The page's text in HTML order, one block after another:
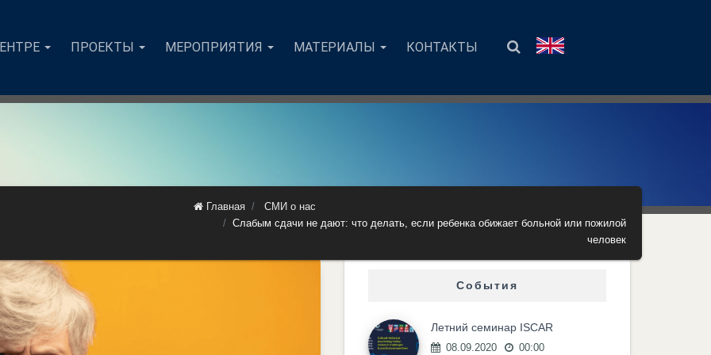
ПРОЕКТЫ МЕРОПРИЯТИЯ МАТЕРИАЛЫ КОНТАКТЫ
Главная
СМИ о нас
Слабым сдачи не дают: что делать, если ребенка обижает больной или пожилой
человек
События
Летний семинар ISCAR
08.09.2020 00:00